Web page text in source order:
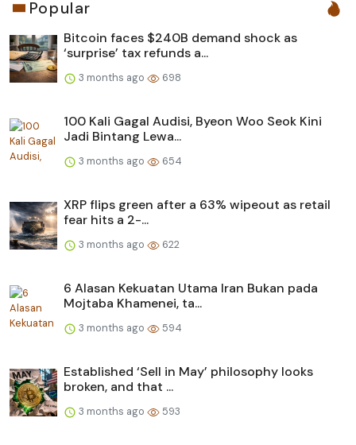
Popular
Bitcoin faces $240B demand shock as
‘surprise’ tax refunds a...
3 months ago 698
100 Kali Gagal Audisi, Byeon Woo Seok Kini
Jadi Bintang Lewa...
3 months ago 654
XRP flips green after a 63% wipeout as retail
fear hits a 2-...
3 months ago 622
6 Alasan Kekuatan Utama Iran Bukan pada
Mojtaba Khamenei, ta...
3 months ago 594
Established ‘Sell in May’ philosophy looks
broken, and that ...
3 months ago 593